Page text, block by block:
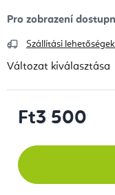
Szállítási lehetőségek
Változat kiválasztása
Ft3 500